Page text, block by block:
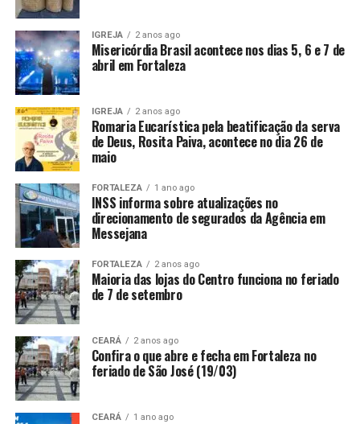
IGREJA 2 anos ago
Misericórdia Brasil acontece nos dias 5, 6 e 7 de
abril em Fortaleza
IGREJA 2 anos ago
Romaria Eucarística pela beatificação da serva
de Deus, Rosita Paiva, acontece no dia 26 de
maio
FORTALEZA 1 ano ago
INSS informa sobre atualizações no
direcionamento de segurados da Agência em
Messejana
FORTALEZA 2 anos ago
Maioria das lojas do Centro funciona no feriado
de 7 de setembro
CEARÁ 2 anos ago
Confira o que abre e fecha em Fortaleza no
feriado de São José (19/03)
CEARÁ 1 ano ago